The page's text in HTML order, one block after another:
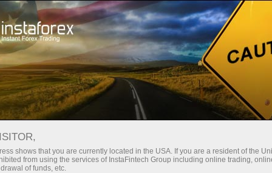
Трейдерам Форекс аналитика
Форекс ТВ
Форекс-видео новости
shows that you are currently located in the USA. If you are a resident of the
from using the services of InstaFintech Group including online trading,
of funds, etc.